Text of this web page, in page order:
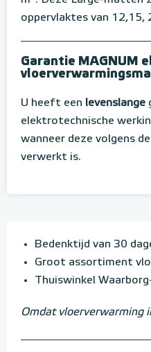
oppervlaktes van 12,15,
Garantie MAGNUM
U heeft een levenslange
elektrotechnische
wanneer deze volgens
verwerkt is.
Bedenktijd van 30
Groot assortiment
Thuiswinkel
Omdat vloerverwarming